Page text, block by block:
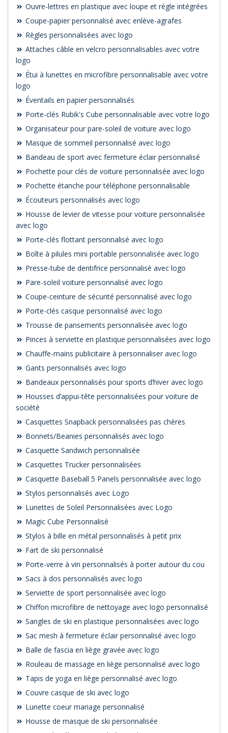
Ouvre-lettres en plastique avec loupe et règle intégrées
Coupe-papier personnalisé avec enlève-agrafes
Règles personnalisées avec logo
Attaches câble en velcro personnalisables avec votre
logo
Étui à lunettes en microfibre personnalisable avec votre
logo
Éventails en papier personnalisés
Porte-clés Rubik's Cube personnalisable avec votre logo
Organisateur pour pare-soleil de voiture avec logo
Masque de sommeil personnalisé avec logo
Bandeau de sport avec fermeture éclair personnalisé
Pochette pour clés de voiture personnalisée avec logo
Pochette étanche pour téléphone personnalisable
Écouteurs personnalisés avec logo
Housse de levier de vitesse pour voiture personnalisée
avec logo
Porte-clés flottant personnalisé avec logo
Boîte à pilules mini portable personnalisée avec logo
Presse-tube de dentifrice personnalisé avec logo
Pare-soleil voiture personnalisé avec logo
Coupe-ceinture de sécurité personnalisé avec logo
Porte-clés casque personnalisé avec logo
Trousse de pansements personnalisée avec logo
Pinces à serviette en plastique personnalisées avec logo
Chauffe-mains publicitaire à personnaliser avec logo
Gants personnalisés avec logo
Bandeaux personnalisés pour sports d’hiver avec logo
Housses d’appui-tête personnalisées pour voiture de
société
Casquettes Snapback personnalisées pas chères
Bonnets/Beanies personnalisés avec logo
Casquette Sandwich personnalisée
Casquettes Trucker personnalisées
Casquette Baseball 5 Panels personnalisée avec logo
Stylos personnalisés avec Logo
Lunettes de Soleil Personnalisées avec Logo
Magic Cube Personnalisé
Stylos à bille en métal personnalisés à petit prix
Fart de ski personnalisé
Porte-verre à vin personnalisés à porter autour du cou
Sacs à dos personnalisés avec logo
Serviette de sport personnalisée avec logo
Chiffon microfibre de nettoyage avec logo personnalisé
Sangles de ski en plastique personnalisées avec logo
Sac mesh à fermeture éclair personnalisé avec logo
Balle de fascia en liège gravée avec logo
Rouleau de massage en liège personnalisé avec logo
Tapis de yoga en liège personnalisé avec logo
Couvre casque de ski avec logo
Lunette coeur mariage personnalisé
Housse de masque de ski personnalisée